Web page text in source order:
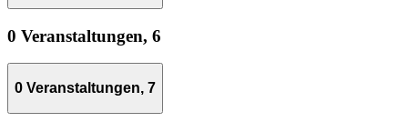
0 Veranstaltungen, 6
0 Veranstaltungen, 7